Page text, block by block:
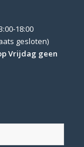
18:00
gesloten)
Vrijdag geen